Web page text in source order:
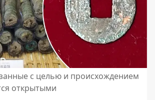
с целью и происхождением
открытыми